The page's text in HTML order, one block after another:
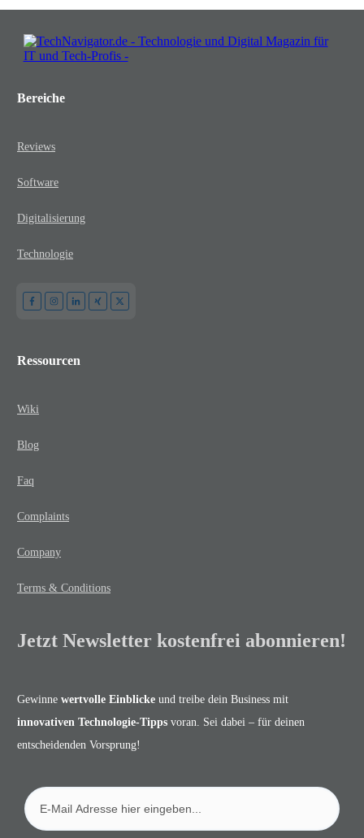
Bereiche
Reviews
Software
Digitalisierung
Technologie
Ressourcen
Wiki
Blog
Faq
Complaints
Company
Terms & Conditions
Jetzt Newsletter kostenfrei abonnieren!
Gewinne wertvolle Einblicke und treibe dein Business mit
innovativen Technologie-Tipps voran. Sei dabei – für deinen
entscheidenden Vorsprung!